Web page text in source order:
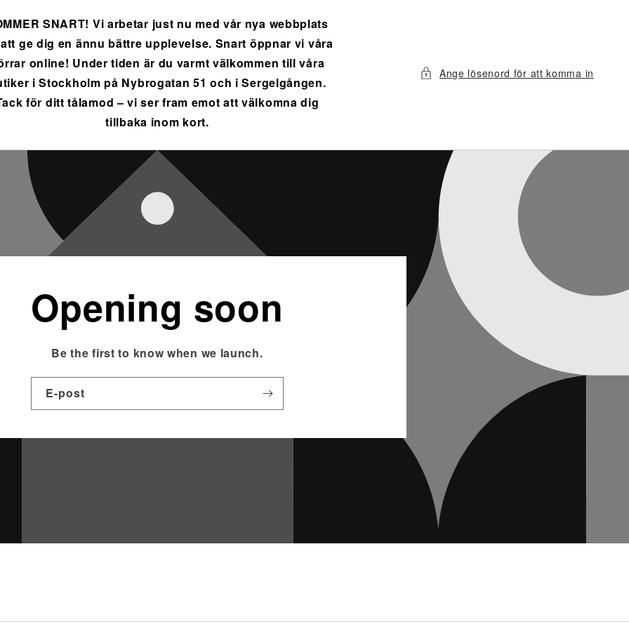
SNART! Vi arbetar just nu med vår nya webbplats
ge dig en ännu bättre upplevelse. Snart öppnar vi våra
online! Under tiden är du varmt välkommen till våra
i Stockholm på Nybrogatan 51 och i Sergelgången.
för ditt tålamod – vi ser fram emot att välkomna dig
tillbaka inom kort.
Ange lösenord för att komma in
Opening soon
Be the first to know when we launch.
E-post